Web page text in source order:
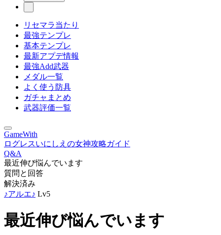
リセマラ当たり
最強テンプレ
基本テンプレ
最新アプデ情報
最強Add武器
メダル一覧
よく使う防具
ガチャまとめ
武器評価一覧
GameWith
ログレスいにしえの女神攻略ガイド
Q&A
最近伸び悩んでいます
質問と回答
解決済み
♪アルエ♪ Lv5
最近伸び悩んでいます